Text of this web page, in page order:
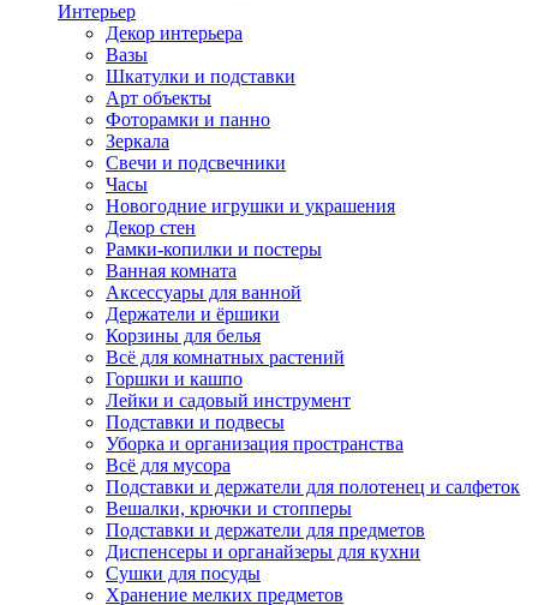
Интерьер
Декор интерьера
Вазы
Шкатулки и подставки
Арт объекты
Фоторамки и панно
Зеркала
Свечи и подсвечники
Часы
Новогодние игрушки и украшения
Декор стен
Рамки-копилки и постеры
Ванная комната
Аксессуары для ванной
Держатели и ёршики
Корзины для белья
Всё для комнатных растений
Горшки и кашпо
Лейки и садовый инструмент
Подставки и подвесы
Уборка и организация пространства
Всё для мусора
Подставки и держатели для полотенец и салфеток
Вешалки, крючки и стопперы
Подставки и держатели для предметов
Диспенсеры и органайзеры для кухни
Сушки для посуды
Хранение мелких предметов